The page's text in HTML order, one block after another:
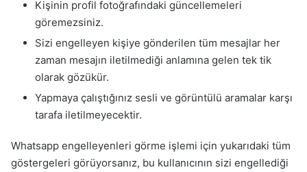
Kişinin profil fotoğrafındaki güncellemeleri
göremezsiniz.
Sizi engelleyen kişiye gönderilen tüm mesajlar her
zaman mesajın iletilmediği anlamına gelen tek tik
olarak gözükür.
Yapmaya çalıştığınız sesli ve görüntülü aramalar karşı
tarafa iletilmeyecektir.
Whatsapp engelleyenleri görme işlemi için yukarıdaki tüm
göstergeleri görüyorsanız, bu kullanıcının sizi engellediği